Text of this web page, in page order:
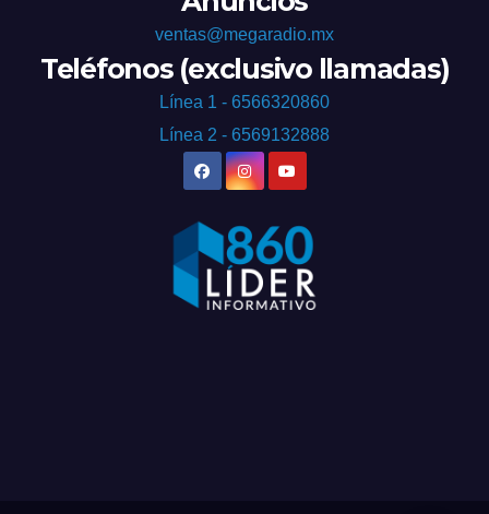
ventas@megaradio.mx
Teléfonos (exclusivo llamadas)
Línea 1 - 6566320860
Línea 2 - 6569132888